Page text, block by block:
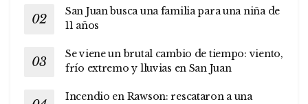
San Juan busca una familia para una niña de
11 años
Se viene un brutal cambio de tiempo: viento,
frío extremo y lluvias en San Juan
Incendio en Rawson: rescataron a una